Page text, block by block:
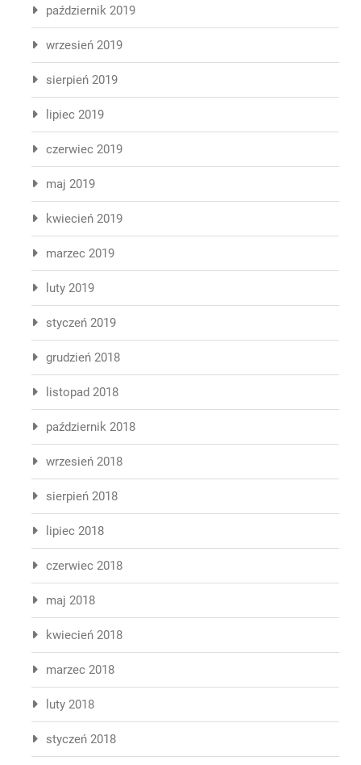
październik 2019
wrzesień 2019
sierpień 2019
lipiec 2019
czerwiec 2019
maj 2019
kwiecień 2019
marzec 2019
luty 2019
styczeń 2019
grudzień 2018
listopad 2018
październik 2018
wrzesień 2018
sierpień 2018
lipiec 2018
czerwiec 2018
maj 2018
kwiecień 2018
marzec 2018
luty 2018
styczeń 2018